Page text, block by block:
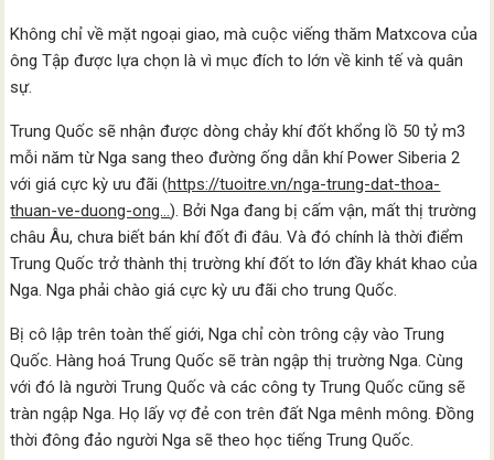
Không chỉ về mặt ngoại giao, mà cuộc viếng thăm Matxcova của
ông Tập được lựa chọn là vì mục đích to lớn về kinh tế và quân
sự.
Trung Quốc sẽ nhận được dòng chảy khí đốt khổng lồ 50 tỷ m3
mỗi năm từ Nga sang theo đường ống dẫn khí Power Siberia 2
với giá cực kỳ ưu đãi (https://tuoitre.vn/nga-trung-dat-thoa-
thuan-ve-duong-ong…). Bởi Nga đang bị cấm vận, mất thị trường
châu Âu, chưa biết bán khí đốt đi đâu. Và đó chính là thời điểm
Trung Quốc trở thành thị trường khí đốt to lớn đầy khát khao của
Nga. Nga phải chào giá cực kỳ ưu đãi cho trung Quốc.
Bị cô lập trên toàn thế giới, Nga chỉ còn trông cậy vào Trung
Quốc. Hàng hoá Trung Quốc sẽ tràn ngập thị trường Nga. Cùng
với đó là người Trung Quốc và các công ty Trung Quốc cũng sẽ
tràn ngập Nga. Họ lấy vợ đẻ con trên đất Nga mênh mông. Đồng
thời đông đảo người Nga sẽ theo học tiếng Trung Quốc.